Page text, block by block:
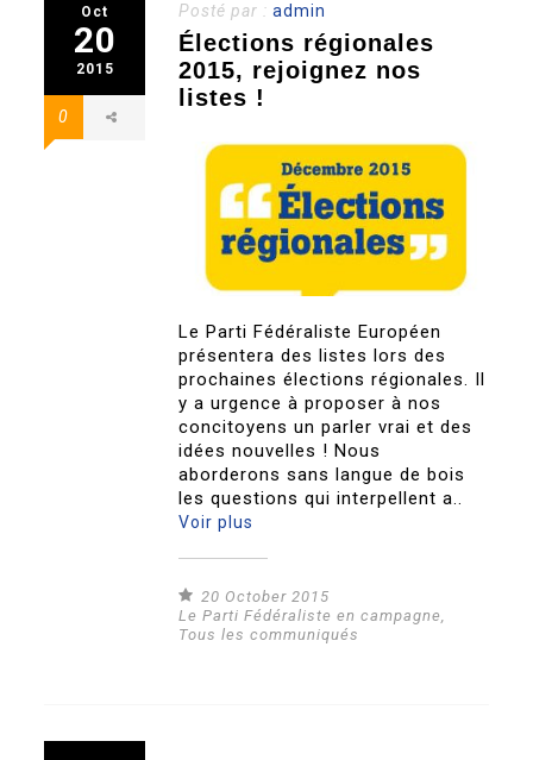
Oct
20
2015
0
Posté par :admin
Élections régionales
2015, rejoignez nos
listes !
Le Parti Fédéraliste Européen
présentera des listes lors des
prochaines élections régionales. Il
y a urgence à proposer à nos
concitoyens un parler vrai et des
idées nouvelles ! Nous
aborderons sans langue de bois
les questions qui interpellent a..
Voir plus
20 October 2015
Le Parti Fédéraliste en campagne,
Tous les communiqués